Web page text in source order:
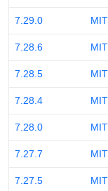
7.29.0 MIT
7.28.6 MIT
7.28.5 MIT
7.28.4 MIT
7.28.0 MIT
7.27.7 MIT
7.27.5 MIT